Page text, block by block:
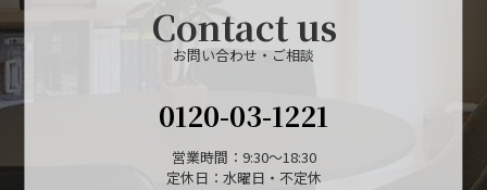
Contact us
お問い合わせ・ご相談
0120-03-1221
営業時間：9:30～18:30
定休日：水曜日・不定休